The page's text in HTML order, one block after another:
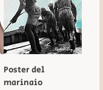
Poster del
marinaio